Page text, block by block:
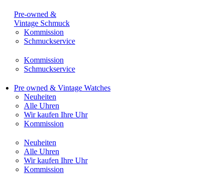
Pre-owned &
Vintage Schmuck
Kommission
Schmuckservice
Kommission
Schmuckservice
Pre owned & Vintage Watches
Neuheiten
Alle Uhren
Wir kaufen Ihre Uhr
Kommission
Neuheiten
Alle Uhren
Wir kaufen Ihre Uhr
Kommission